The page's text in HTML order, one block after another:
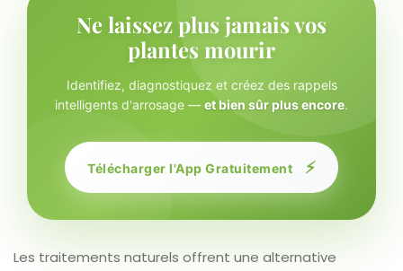
Ne laissez plus jamais vos
plantes mourir
Identifiez, diagnostiquez et créez des rappels
intelligents d'arrosage — et bien sûr plus encore.
Télécharger l'App Gratuitement ⚡
Les traitements naturels offrent une alternative